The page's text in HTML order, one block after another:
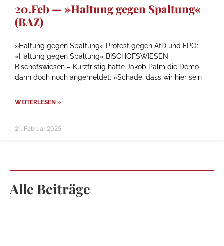
20.Feb — »Haltung gegen Spaltung«
(BAZ)
»Haltung gegen Spaltung« Protest gegen AfD und FPÖ:
»Haltung gegen Spaltung« BISCHOFSWIESEN |
Bischofswiesen – Kurzfristig hatte Jakob Palm die Demo
dann doch noch angemeldet: »Schade, dass wir hier sein
WEITERLESEN »
21. Februar 2025
Alle Beiträge